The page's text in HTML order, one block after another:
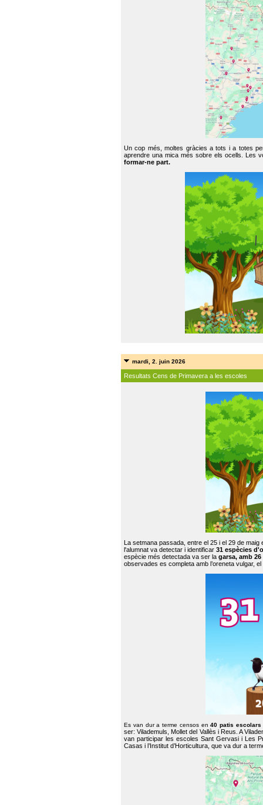
Un cop més, moltes gràcies a tots i a totes
aprendre una mica més sobre els ocells. Les
formar-ne part.
mardi, 2. juin 2026
Resultats Cens de Primavera a les escoles
La setmana passada, entre el 25 i el 29 de
l'alumnat va detectar i identificar 31 espècies
espècie més detectada va ser la garsa, amb
observades es completa amb l’oreneta vulgar,
Es van dur a terme censos en40 patis escolars
ser: Vilademuls, Mollet del Vallès i Reus. A
van participar les escoles Sant Gervasi i Les
Casas i l’Institut d’Horticultura, que va dur a